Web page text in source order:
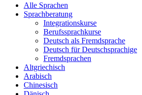
Alle Sprachen
Sprachberatung
Integrationskurse
Berufssprachkurse
Deutsch als Fremdsprache
Deutsch für Deutschsprachige
Fremdsprachen
Altgriechisch
Arabisch
Chinesisch